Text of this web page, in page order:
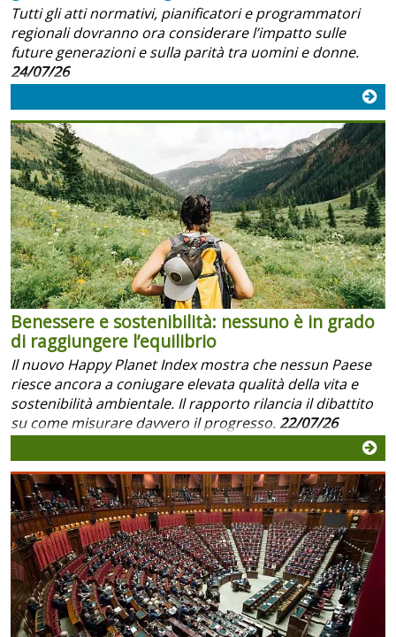
Tutti gli atti normativi, pianificatori e programmatori
regionali dovranno ora considerare l’impatto sulle
future generazioni e sulla parità tra uomini e donne.
24/07/26
Benessere e sostenibilità: nessuno è in grado
di raggiungere l’equilibrio
Il nuovo Happy Planet Index mostra che nessun Paese
riesce ancora a coniugare elevata qualità della vita e
sostenibilità ambientale. Il rapporto rilancia il dibattito
su come misurare davvero il progresso.22/07/26